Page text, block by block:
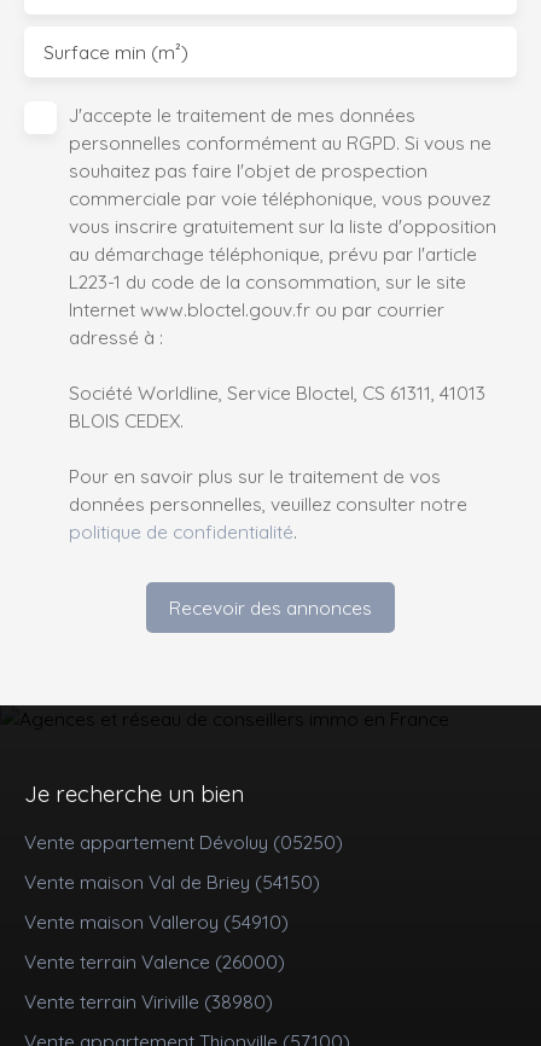
Surface min (m²)
J'accepte le traitement de mes données
personnelles conformément au RGPD. Si vous ne
souhaitez pas faire l'objet de prospection
commerciale par voie téléphonique, vous pouvez
vous inscrire gratuitement sur la liste d'opposition
au démarchage téléphonique, prévu par l'article
L223-1 du code de la consommation, sur le site
Internet www.bloctel.gouv.fr ou par courrier
adressé à :
Société Worldline, Service Bloctel, CS 61311, 41013
BLOIS CEDEX.
Pour en savoir plus sur le traitement de vos
données personnelles, veuillez consulter notre
politique de confidentialité.
Recevoir des annonces
Je recherche un bien
Vente appartement Dévoluy (05250)
Vente maison Val de Briey (54150)
Vente maison Valleroy (54910)
Vente terrain Valence (26000)
Vente terrain Viriville (38980)